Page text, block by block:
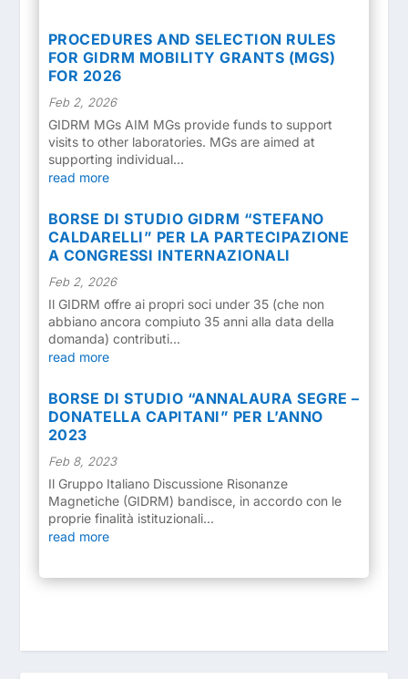
PROCEDURES AND SELECTION RULES
FOR GIDRM MOBILITY GRANTS (MGS)
FOR 2026
Feb 2, 2026
GIDRM MGs AIM MGs provide funds to support
visits to other laboratories. MGs are aimed at
supporting individual...
read more
BORSE DI STUDIO GIDRM “STEFANO
CALDARELLI” PER LA PARTECIPAZIONE
A CONGRESSI INTERNAZIONALI
Feb 2, 2026
Il GIDRM offre ai propri soci under 35 (che non
abbiano ancora compiuto 35 anni alla data della
domanda) contributi...
read more
BORSE DI STUDIO “ANNALAURA SEGRE –
DONATELLA CAPITANI” PER L’ANNO
2023
Feb 8, 2023
Il Gruppo Italiano Discussione Risonanze
Magnetiche (GIDRM) bandisce, in accordo con le
proprie finalità istituzionali...
read more